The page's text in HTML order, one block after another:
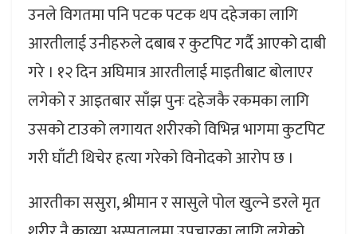
उनले विगतमा पनि पटक पटक थप दहेजका लागि
आरतीलाई उनीहरुले दबाब र कुटपिट गर्दै आएको दाबी
गरे । १२ दिन अघिमात्र आरतीलाई माइतीबाट बोलाएर
लगेको र आइतबार साँझ पुनः दहेजकै रकमका लागि
उसको टाउको लगायत शरीरको विभिन्न भागमा कुटपिट
गरी घाँटी थिचेर हत्या गरेको विनोदको आरोप छ ।
आरतीका ससुरा, श्रीमान र सासुले पोल खुल्ने डरले मृत